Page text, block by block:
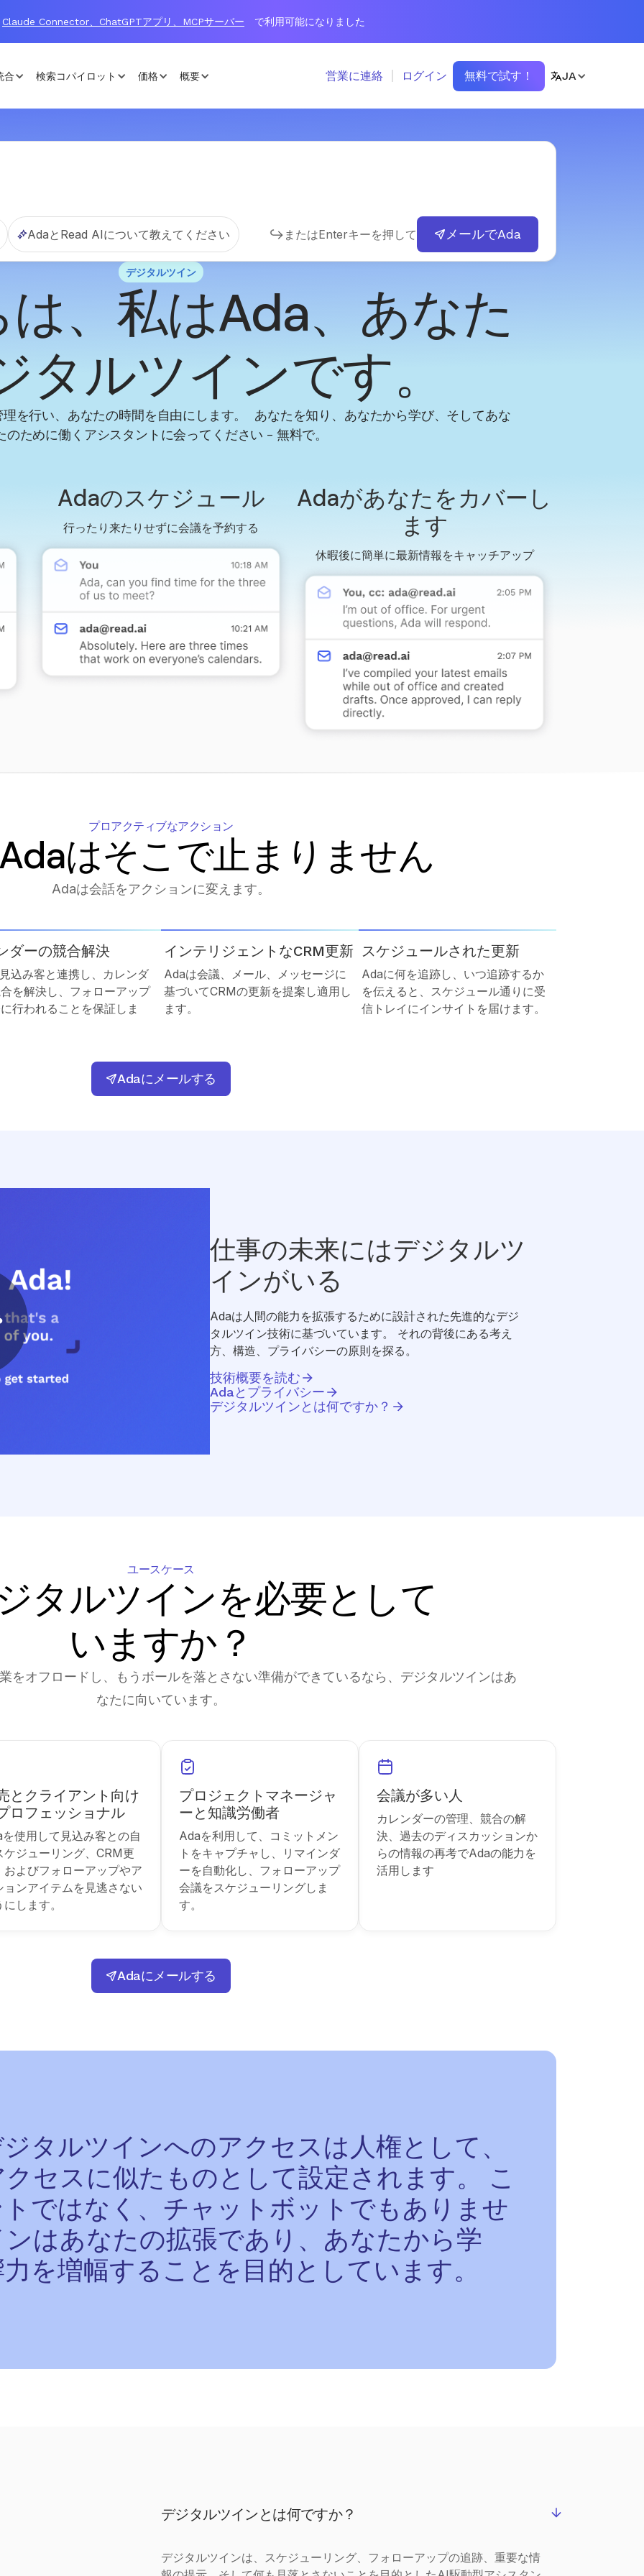
Claude Connector、ChatGPTアプリ、MCPサーバー で利用可能になりました
合 検索コパイロット 価格 概要 営業に連絡 ログイン 無料で試す！ JA
AdaとRead AIについて教えてください またはEnterキーを押して メールでAda
デジタルツイン
、私はAda、あなた
タルツインです。
を行い、あなたの時間を自由にします。 あなたを知り、あなたから学び、そしてあな
のために働くアシスタントに会ってください - 無料で。
Adaのスケジュール
行ったり来たりせずに会議を予約する
Adaがあなたをカバーし
ます
休暇後に簡単に最新情報をキャッチアップ
プロアクティブなアクション
はそこで止まりません
Adaは会話をアクションに変えます。
ダーの競合解決
込み客と連携し、カレンダ
を解決し、フォローアップ
行われることを保証しま
インテリジェントなCRM更新
Adaは会議、メール、メッセージに
基づいてCRMの更新を提案し適用し
ます。
スケジュールされた更新
Adaに何を追跡し、いつ追跡するか
を伝えると、スケジュール通りに受
信トレイにインサイトを届けます。
Adaにメールする
仕事の未来にはデジタルツ
インがいる
Adaは人間の能力を拡張するために設計された先進的なデジ
タルツイン技術に基づいています。 それの背後にある考え
方、構造、プライバシーの原則を探る。
技術概要を読む
Adaとプライバシー
デジタルツインとは何ですか？
ユースケース
タルツインを必要として
いますか？
をオフロードし、もうボールを落とさない準備ができているなら、デジタルツインはあ
なたに向いています。
とクライアント向け
ロフェッショナル
使用して見込み客との自
ケジューリング、CRM更
およびフォローアップやア
ョンアイテムを見逃さない
します。
プロジェクトマネージャ
ーと知識労働者
Adaを利用して、コミットメン
トをキャプチャし、リマインダ
ーを自動化し、フォローアップ
会議をスケジューリングしま
す。
会議が多い人
カレンダーの管理、競合の解
決、過去のディスカッションか
らの情報の再考でAdaの能力を
活用します
Adaにメールする
タルツインへのアクセスは人権として、
セスに似たものとして設定されます。 こ
ではなく、チャットボットでもありませ
はあなたの拡張であり、あなたから学
を増幅することを目的としています。
デジタルツインとは何ですか？
デジタルツインは、スケジューリング、フォローアップの追跡、重要な情